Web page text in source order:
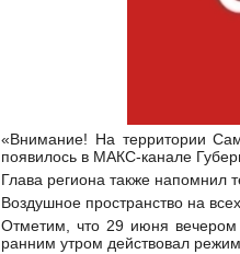
«Внимание! На территории
появилось в МАКС-канале
Глава региона также напомнил
Воздушное пространство на
Отметим, что 29 июня вечером
ранним утром действовал